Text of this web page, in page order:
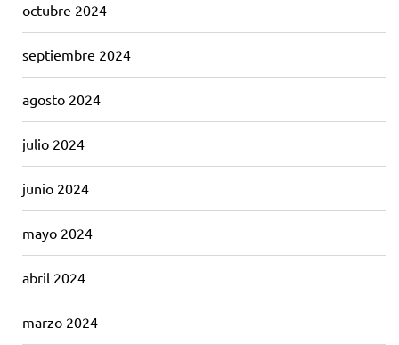
octubre 2024
septiembre 2024
agosto 2024
julio 2024
junio 2024
mayo 2024
abril 2024
marzo 2024